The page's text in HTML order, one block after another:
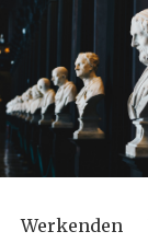
Werkenden